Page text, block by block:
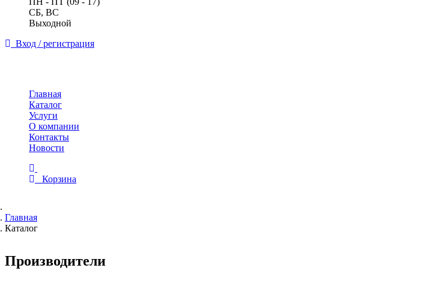
СБ, ВС
Выходной
Вход / регистрация
Главная
Каталог
Услуги
О компании
Контакты
Новости
Корзина
Главная
Каталог
Производители